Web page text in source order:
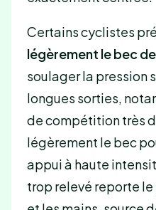
Certains cyclistes
légèrement le bec
soulager la pression
longues sorties,
de compétition très
légèrement le bec
appui à haute
trop relevé reporte